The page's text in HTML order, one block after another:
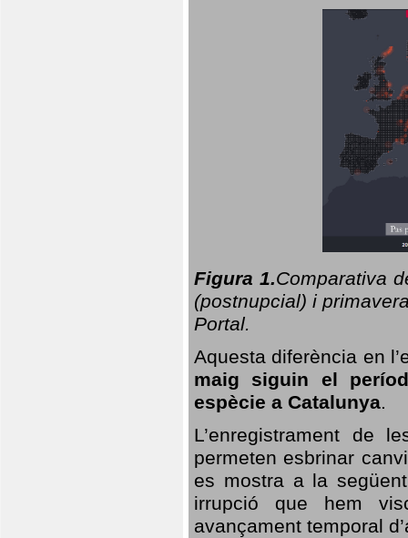
Figura 1.Comparativa
(postnupcial) i
Portal.
Aquesta diferència en
maig siguin el
espècie a Catalunya.
L’enregistrament de
permeten esbrinar
es mostra a la
irrupció que hem
avançament temporal